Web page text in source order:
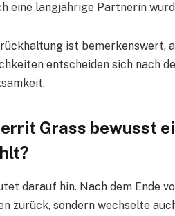
eine langjährige Partnerin
ist bemerkenswert,
entscheiden sich nach
Grass bewusst
darauf hin. Nach dem Ende
zurück, sondern wechselte